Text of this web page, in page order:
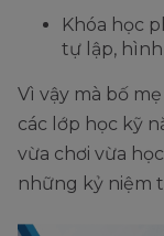
Khóa học
tự lập, hình
Vì vậy mà bố
các lớp học kỹ
vừa chơi vừa
những kỷ niệm